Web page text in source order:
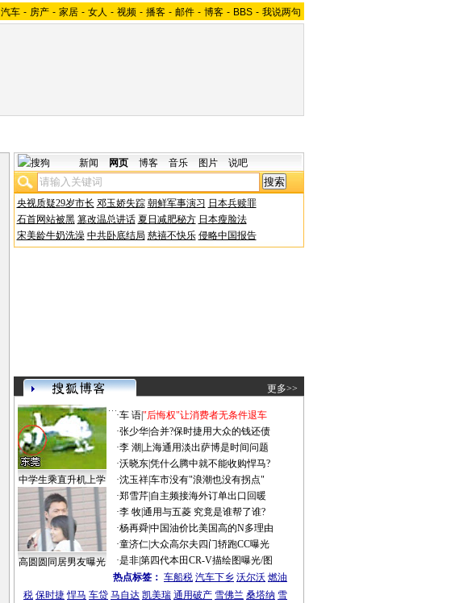
汽车 - 房产 - 家居 - 女人 - 视频 - 播客 - 邮件 - 博客 - BBS - 我说两句
新闻 网页 博客 音乐 图片 说吧
央视质疑29岁市长 邓玉娇失踪 朝鲜军事演习 日本兵赎罪
石首网站被黑 篡改温总讲话 夏日减肥秘方 日本瘦脸法
宋美龄牛奶洗澡 中共卧底结局 慈禧不快乐 侵略中国报告
更多>>
中学生乘直升机上学
高圆圆同居男友曝光
·车 语|"后悔权"让消费者无条件退车
·张少华|合并?保时捷用大众的钱还债
·李 潮 上海通用淡出萨博是时间问题
·沃晓东|凭什么腾中就不能收购悍马?
·沈玉祥|车市没有"浪潮也没有拐点"
·郑雪芹| 自主频接海外订单出口回暖
·李 牧|通用与五菱 究竟是谁帮了谁?
·杨再舜|中国油价比美国高的N多理由
·童济仁|大众高尔夫四门轿跑CC曝光
·是非|第四代本田CR-V描绘图曝光/图
热点标签： 车船税 汽车下乡 沃尔沃 燃油
税 保时捷 悍马 车贷 马自达 凯美瑞 通用破产 雪佛兰 桑塔纳 雪